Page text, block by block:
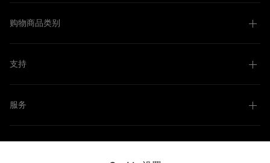
购物商品类别
支持
服务